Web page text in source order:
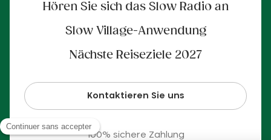
Hören Sie sich das Slow Radio an
Slow Village-Anwendung
Nächste Reiseziele 2027
Kontaktieren Sie uns
100% sichere Zahlung